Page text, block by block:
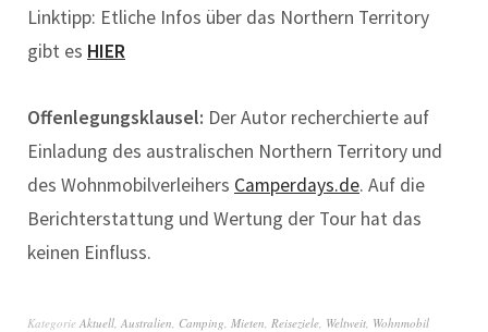
Linktipp: Etliche Infos über das Northern Territory
gibt es HIER
Offenlegungsklausel: Der Autor recherchierte auf
Einladung des australischen Northern Territory und
des Wohnmobilverleihers Camperdays.de. Auf die
Berichterstattung und Wertung der Tour hat das
keinen Einfluss.
Kategorie Aktuell, Australien, Camping, Mieten, Reiseziele, Weltweit, Wohnmobil